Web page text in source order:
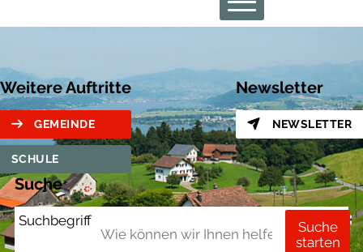
Weitere Auftritte
GEMEINDE
SCHULE
Newsletter
NEWSLETTER
Suche
Suchbegriff
Suche
starten